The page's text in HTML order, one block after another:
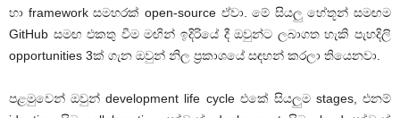
හා framework සමහරක් open-source ඒවා. මේ සියලු හේතූන් සමඟම
GitHub සමඟ එකතු වීම මඟින් ඉදිරියේ දී ඔවුන්ට ලබාගත හැකි පැහදිලි
opportunities 3ක් ගැන ඔවුන් නිල ප්‍රකාශයේ සඳහන් කරලා තියෙනවා.
පළමුවෙන් ඔවුන් development life cycle එකේ සියලුම stages, එනම්